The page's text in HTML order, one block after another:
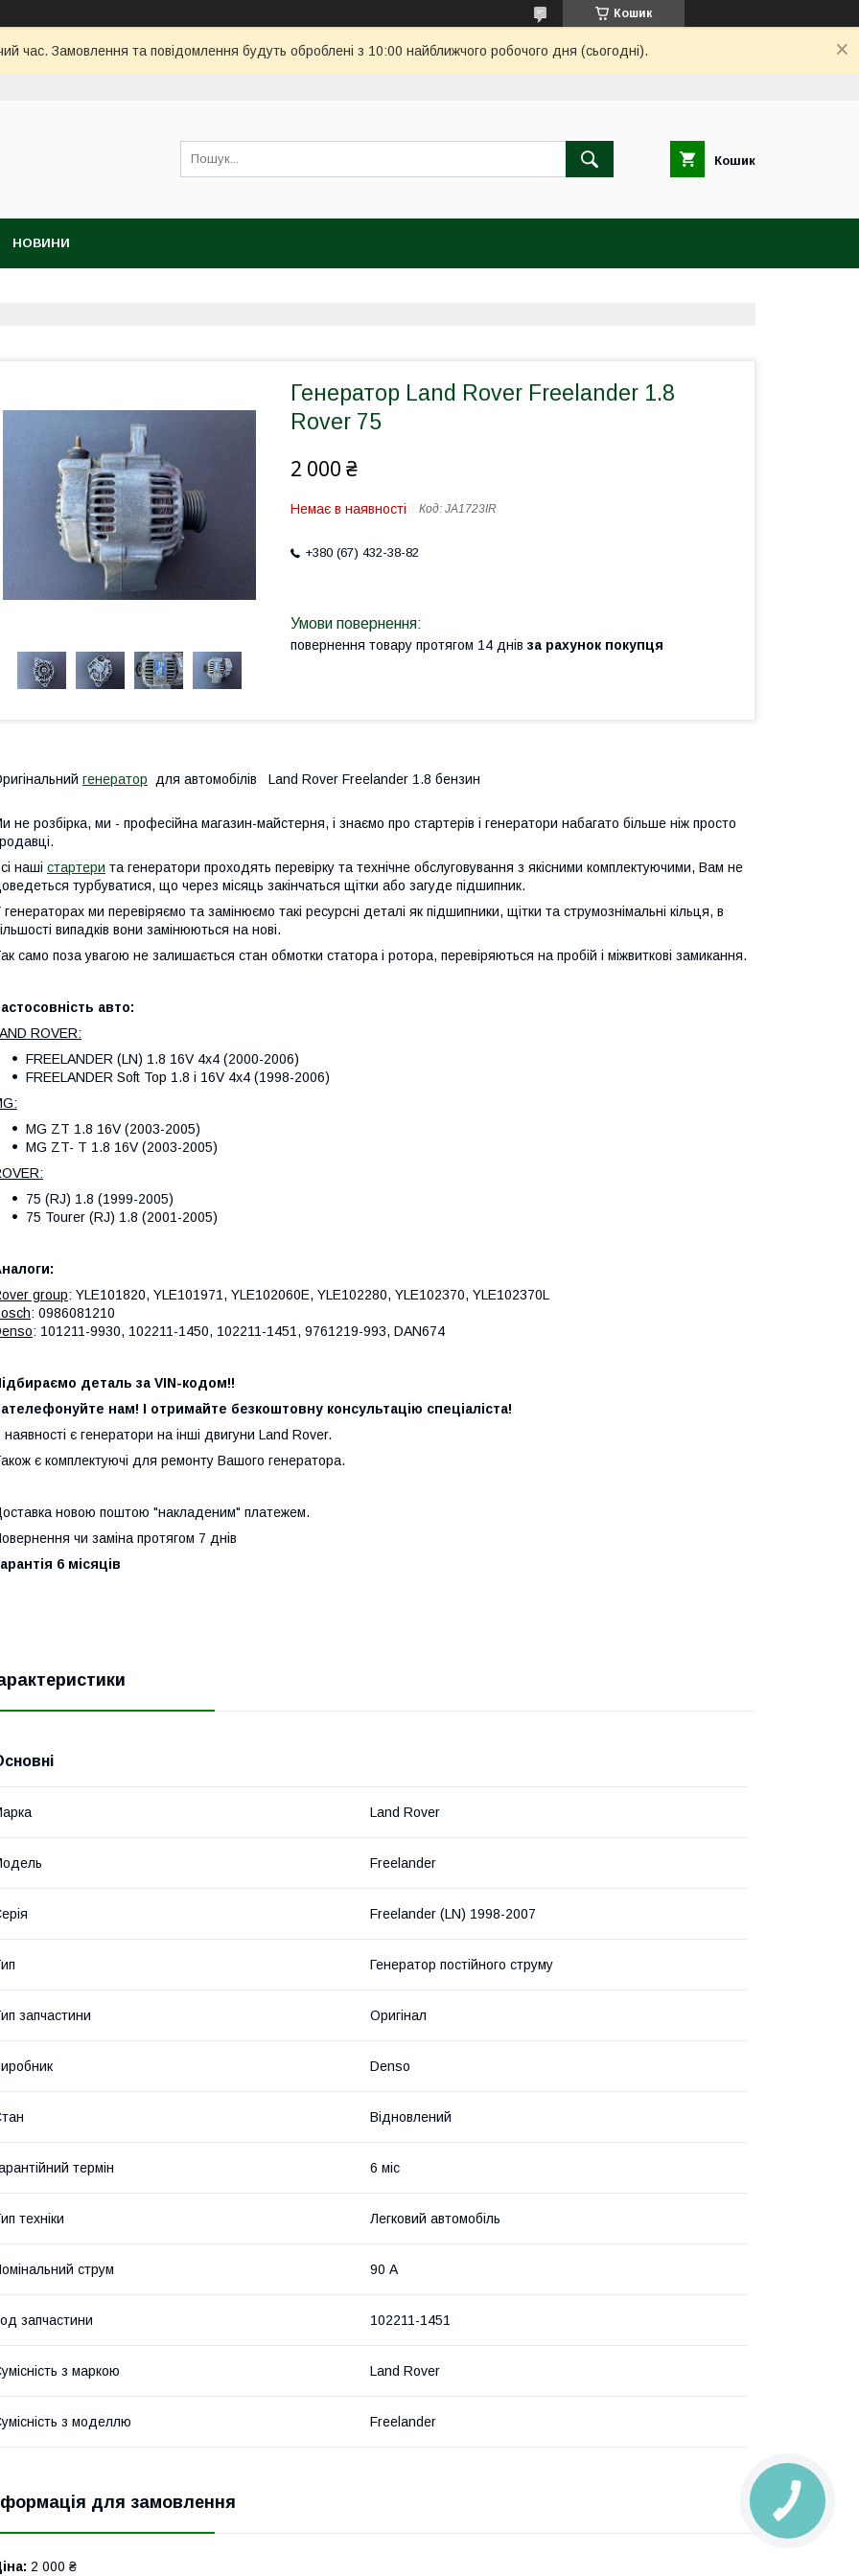
Кошик
час. Замовлення та повідомлення будуть оброблені з 10:00 найближчого робочого дня (сьогодні).
Кошик
НОВИНИ
Генератор Land Rover Freelander 1.8
Rover 75
2 000 ₴
Немає в наявності Код: JA1723IR
+380 (67) 432-38-82
повернення товару протягом 14 днів за рахунок покупця
генератор для автомобілів Land Rover Freelander 1.8 бензин
не розбірка, ми - професійна магазин-майстерня, і знаємо про стартерів і генератори набагато більше ніж просто
наші стартери та генератори проходять перевірку та технічне обслуговування з якісними комплектуючими, Вам не
турбуватися, що через місяць закінчаться щітки або загуде підшипник.
генераторах ми перевіряємо та замінюємо такі ресурсні деталі як підшипники, щітки та струмознімальні кільця, в
випадків вони замінюються на нові.
само поза увагою не залишається стан обмотки статора і ротора, перевіряються на пробій і міжвиткові замикання.
авто:
ROVER:
FREELANDER (LN) 1.8 16V 4x4 (2000-2006)
FREELANDER Soft Top 1.8 i 16V 4x4 (1998-2006)
MG ZT 1.8 16V (2003-2005)
MG ZT- T 1.8 16V (2003-2005)
75 (RJ) 1.8 (1999-2005)
75 Tourer (RJ) 1.8 (2001-2005)
group: YLE101820, YLE101971, YLE102060E, YLE102280, YLE102370, YLE102370L
: 0986081210
: 101211-9930, 102211-1450, 102211-1451, 9761219-993, DAN674
деталь за VIN-кодом!!
нам! І отримайте безкоштовну консультацію спеціаліста!
наявності є генератори на інші двигуни Land Rover.
є комплектуючі для ремонту Вашого генератора.
новою поштою "накладеним" платежем.
чи заміна протягом 7 днів
6 місяців
Land Rover
Freelander
Freelander (LN) 1998-2007
Генератор постійного струму
запчастини Оригінал
Denso
Відновлений
термін 6 міс
техніки Легковий автомобіль
струм 90 А
запчастини 102211-1451
з маркою Land Rover
з моделлю Freelander
для замовлення
2 000 ₴